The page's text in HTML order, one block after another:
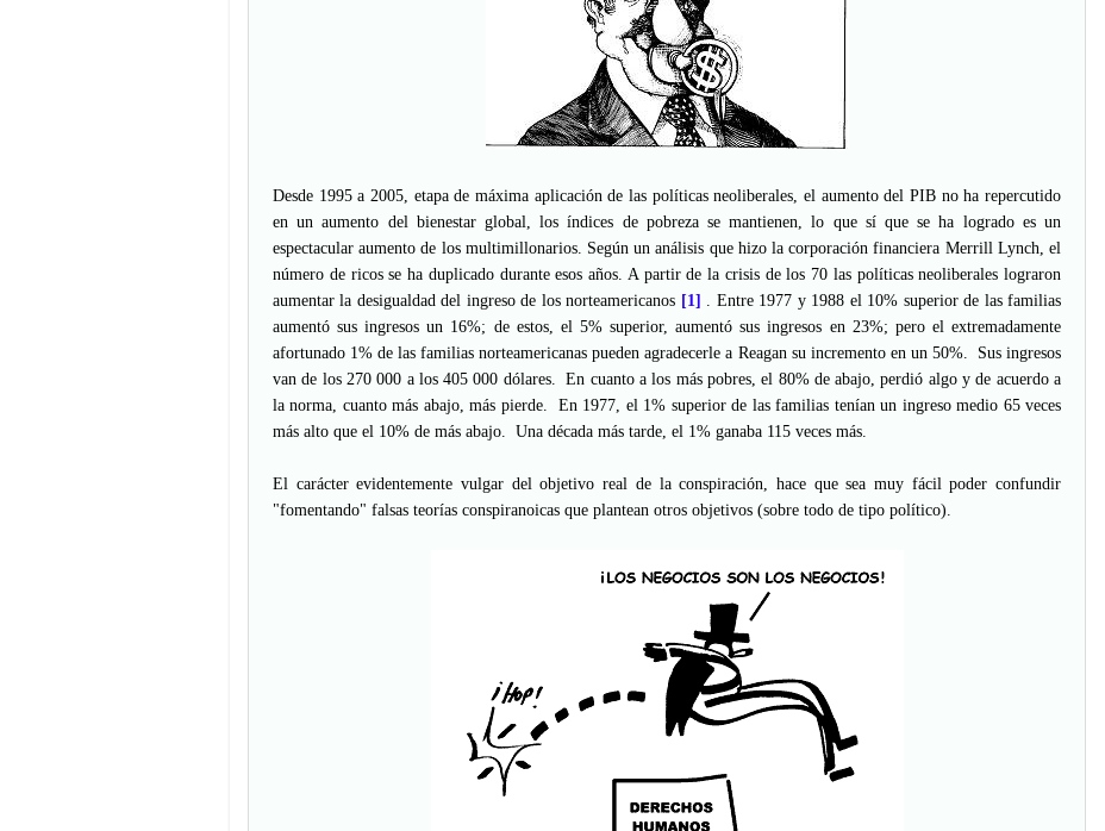
Desde 1995 a 2005, etapa de máxima aplicación de las políticas neoliberales, el aumento del PIB no ha repercutido
en un aumento del bienestar global, los índices de pobreza se mantienen, lo que sí que se ha logrado es un
espectacular aumento de los multimillonarios. Según un análisis que hizo la corporación financiera Merrill Lynch, el
número de ricos se ha duplicado durante esos años. A partir de la crisis de los 70 las políticas neoliberales lograron
aumentar la desigualdad del ingreso de los norteamericanos [1] . Entre 1977 y 1988 el 10% superior de las familias
aumentó sus ingresos un 16%; de estos, el 5% superior, aumentó sus ingresos en 23%; pero el extremadamente
afortunado 1% de las familias norteamericanas pueden agradecerle a Reagan su incremento en un 50%. Sus ingresos
van de los 270 000 a los 405 000 dólares. En cuanto a los más pobres, el 80% de abajo, perdió algo y de acuerdo a
la norma, cuanto más abajo, más pierde. En 1977, el 1% superior de las familias tenían un ingreso medio 65 veces
más alto que el 10% de más abajo. Una década más tarde, el 1% ganaba 115 veces más.
El carácter evidentemente vulgar del objetivo real de la conspiración, hace que sea muy fácil poder confundir
"fomentando" falsas teorías conspiranoicas que plantean otros objetivos (sobre todo de tipo político).